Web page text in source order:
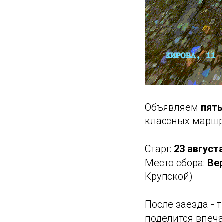
Объявляем
классных
Старт: 23
Место сбора:
Крупской)
После заезда -
поделится